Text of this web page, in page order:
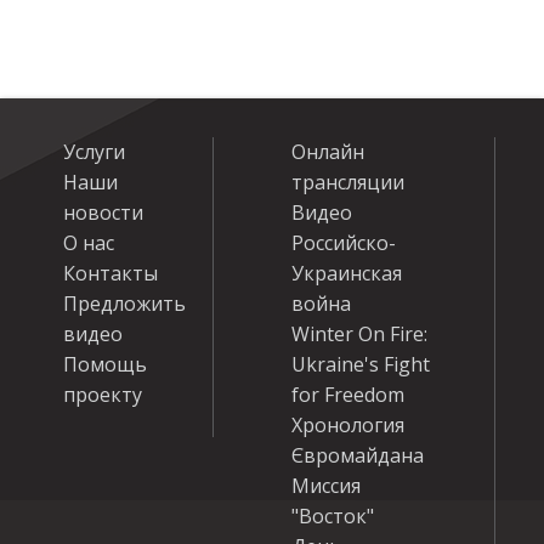
Услуги
Наши
новости
О нас
Контакты
Предложить
видео
Помощь
проекту
Онлайн
трансляции
Видео
Российско-
Украинская
война
Winter On Fire:
Ukraine's Fight
for Freedom
Хронология
Євромайдана
Миссия
"Восток"